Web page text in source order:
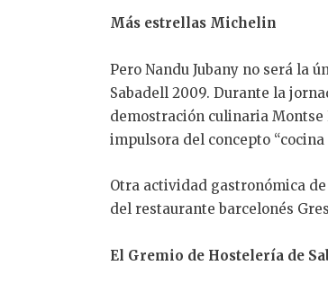
Más estrellas Michelin
Pero Nandu Jubany no será la
Sabadell 2009. Durante la
demostración culinaria Montse
impulsora del concepto “cocina
Otra actividad gastronómica
del restaurante barcelonés
El Gremio de Hostelería de